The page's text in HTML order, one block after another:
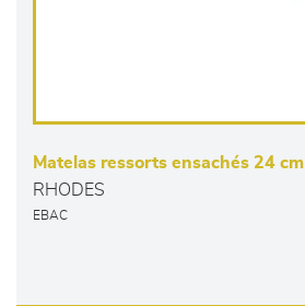
Matelas ressorts ensachés 24 cm
RHODES
EBAC